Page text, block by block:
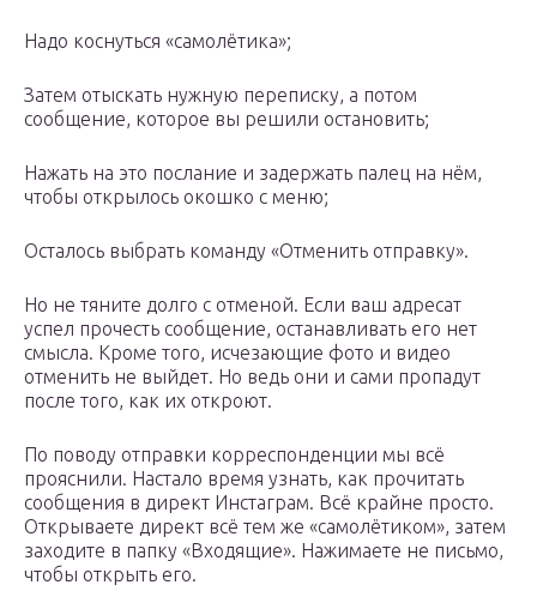
Надо коснуться «самолётика»;
Затем отыскать нужную переписку, а потом
сообщение, которое вы решили остановить;
Нажать на это послание и задержать палец на нём,
чтобы открылось окошко с меню;
Осталось выбрать команду «Отменить отправку».
Но не тяните долго с отменой. Если ваш адресат
успел прочесть сообщение, останавливать его нет
смысла. Кроме того, исчезающие фото и видео
отменить не выйдет. Но ведь они и сами пропадут
после того, как их откроют.
По поводу отправки корреспонденции мы всё
прояснили. Настало время узнать, как прочитать
сообщения в директ Инстаграм. Всё крайне просто.
Открываете директ всё тем же «самолётиком», затем
заходите в папку «Входящие». Нажимаете не письмо,
чтобы открыть его.